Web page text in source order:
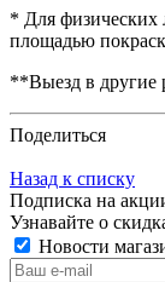
* Для физических
площадью
**Выезд в другие
Поделиться
Назад к списку
Подписка на
Узнавайте о
Новости